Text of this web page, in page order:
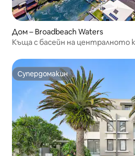
Дом – Broadbeach Waters
Къща с басейн на централното
Супердомакин
Супердомакин